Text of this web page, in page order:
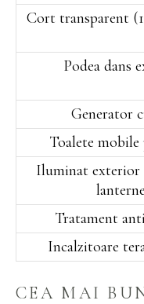
Cort transparent
Podea dans
Generator
Toalete
Iluminat exterior
Tratament
Incalzitoare
CEA MAI